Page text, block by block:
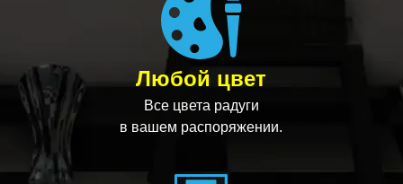
Любой цвет
Все цвета радуги
в вашем распоряжении.